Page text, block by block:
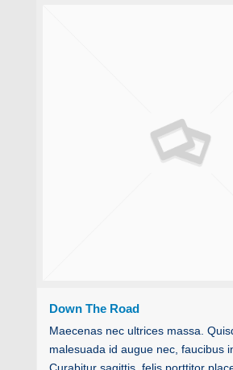
Down The Road
Maecenas nec ultrices massa.
malesuada id augue nec, faucibus
Curabitur sagittis, felis porttitor